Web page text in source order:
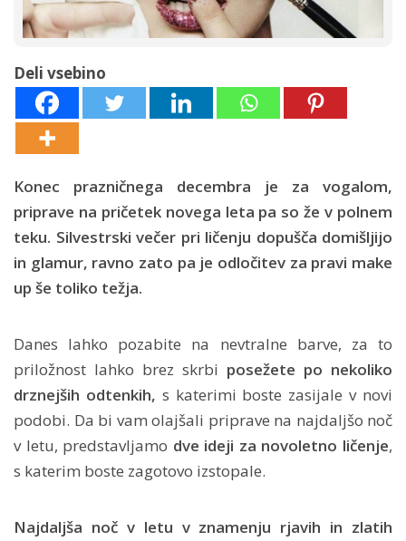
Deli vsebino
Konec prazničnega decembra je za vogalom,
priprave na pričetek novega leta pa so že v polnem
teku. Silvestrski večer pri ličenju dopušča domišljijo
in glamur, ravno zato pa je odločitev za pravi make
up še toliko težja.
Danes lahko pozabite na nevtralne barve, za to
priložnost lahko brez skrbi posežete po nekoliko
drznejših odtenkih, s katerimi boste zasijale v novi
podobi. Da bi vam olajšali priprave na najdaljšo noč
v letu, predstavljamo dve ideji za novoletno ličenje,
s katerim boste zagotovo izstopale.
Najdaljša noč v letu v znamenju rjavih in zlatih